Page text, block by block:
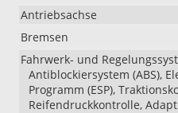
Antriebsachse
Bremsen
Fahrwerk- und
Antiblockiersystem (ABS),
Programm (ESP),
Reifendruckkontrolle,